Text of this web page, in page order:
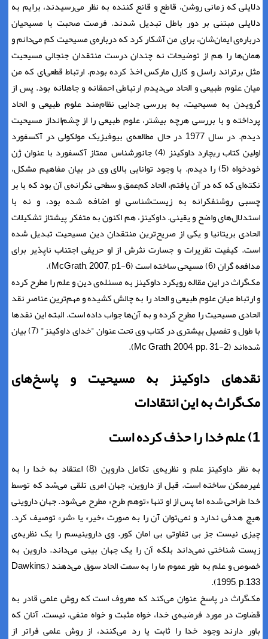
دلایلی که زمانی روشن، قاطع و قانع کننده به نظر می‌رسیدند، برایم به
دلایلی مبتنی بر دور باطل تبدیل شدند. فرصت صحبت با مسیحیان
درباره‌ی ایمان‌شان، برای من آشکار کرد که درباره‌ی مسیحیت کم می‌دانم و
همان‌ها را هم از توضیحات نه چندان درست منتقدان جنجالی مسیحیت
مثل برتراند راسل و کارل مارکس اخذ کرده بودم. ارتباط قطعی‌ای که من
میان علوم طبیعی و الحاد می‌دیدم ارتباطی احمقانه و جاهلانه بود. پس از
گرویدن به مسیحیت، به بررسی جدایی نظام‌مند علوم طبیعی و الحاد
پرداخته و با بررسی هرچه بیشتر، علوم طبیعی را از چشم‌انداز مسیحیت
دیدم. در سال 1977 در حال مطالعه‌ی بیوفیزیک مولکولی در آکسفورد
اولین کتاب ریچارد داوکینز (4) جانورشناس ممتاز آکسفورد با عنوان ژن
خودخواه (5) را دیدم. با وجود توانایی بالای وی در بیان مفاهیم مشکل،
نکته‌ای که که در آن یافتم، الحاد کم‌عمق و سطحی نگرانه‌ی آن بود که با بر
چسبی روشنفکرانه به زیست‌شناسی او اضافه شده بود، و نه با
استدلال‌های واضح و یقینی. داوکینز، هم اکنون به متفکر پیشتاز تشکیلات
الحادی بریتانیا و یکی از صریح‌ترین منتقدان دین مسیحیت تبدیل شده
است. کیفیت تقریرات و جسارت نثرش از او حریفی اجتناب ناپذیر برای
مدافعه گران (6) مسیحی ساخته است (McGrath, 2007, p1-6).
مک‌گراث در این مقاله رویکرد داوکینز به مسئله‌ی دین و علم را مطرح کرده
و ارتباط میان علوم طبیعی و الحاد را به چالش کشیده و مهم‌ترین عناصر نقد
الحادی مسیحیت را مطرح کرده و به آن‌ها جواب داده است. البته این نقدها
با طول و تفصیل بیشتری در کتاب وی تحت عنوان "خدای داوکینز" (7) بیان
شده‌اند (Mc Grath, 2004, pp. 31-2).
نقدهای داوکینز به مسیحیت و پاسخ‌های
مک‌گراث به این انتقادات
1) علم خدا را حذف کرده است
به نظر داوکینز علم و نظریه‌ی تکامل داروین (8) اعتقاد به خدا را به
غیرممکن ساخته است. قبل از داروین، جهان امری تلقی می‌شد که توسط
خدا طراحی شده اما پس از او تنها «توهم طرح» مطرح می‌شود. جهان داروینی
هیچ هدفی ندارد و نمی‌توان آن را به صورت «خیر» یا «شر» توصیف کرد.
چیزی نیست جز بی تفاوتی بی امان کور. وی داروینیسم را یک نظریه‌ی
زیست شناختی نمی‌داند بلکه آن را یک جهان بینی می‌داند. داروین به
خصوص و علم به طور عموم ما را به سمت الحاد سوق می‌دهند (Dawkins,
1995, p.133).
مک‌گراث در پاسخ عنوان می‌کند که معروف است که روش علمی قادر به
قضاوت در مورد فرضیه‌ی خدا، خواه مثبت و خواه منفی، نیست. آنان که
باور دارند وجود خدا را ثابت یا رد می‌کنند، از روش علمی فراتر از